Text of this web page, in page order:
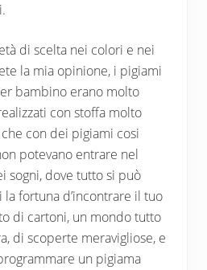
di scelta nei colori e nei
la mia opinione, i pigiami
bambino erano molto
con stoffa molto
con dei pigiami cosi
potevano entrare nel
sogni, dove tutto si può
la fortuna d’incontrare il tuo
di cartoni, un mondo tutto
di scoperte meravigliose, e
un pigiama